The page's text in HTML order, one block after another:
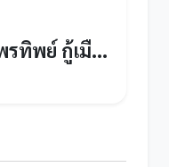
นางสาวพรทิพย์ กู้เมือง